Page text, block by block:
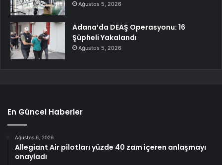
Ağustos 5, 2026
Adana’da DEAŞ Operasyonu: 16
Şüpheli Yakalandı
Ağustos 5, 2026
En Güncel Haberler
Ağustos 6, 2026
Allegiant Air pilotları yüzde 40 zam içeren anlaşmayı
onayladı